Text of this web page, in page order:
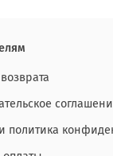
политика